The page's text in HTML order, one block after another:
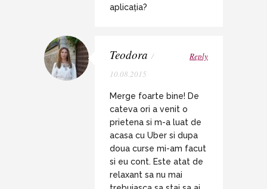
aplicația?
Teodora /
10.08.2015
Reply
Merge foarte bine! De
cateva ori a venit o
prietena si m-a luat de
acasa cu Uber si dupa
doua curse mi-am facut
si eu cont. Este atat de
relaxant sa nu mai